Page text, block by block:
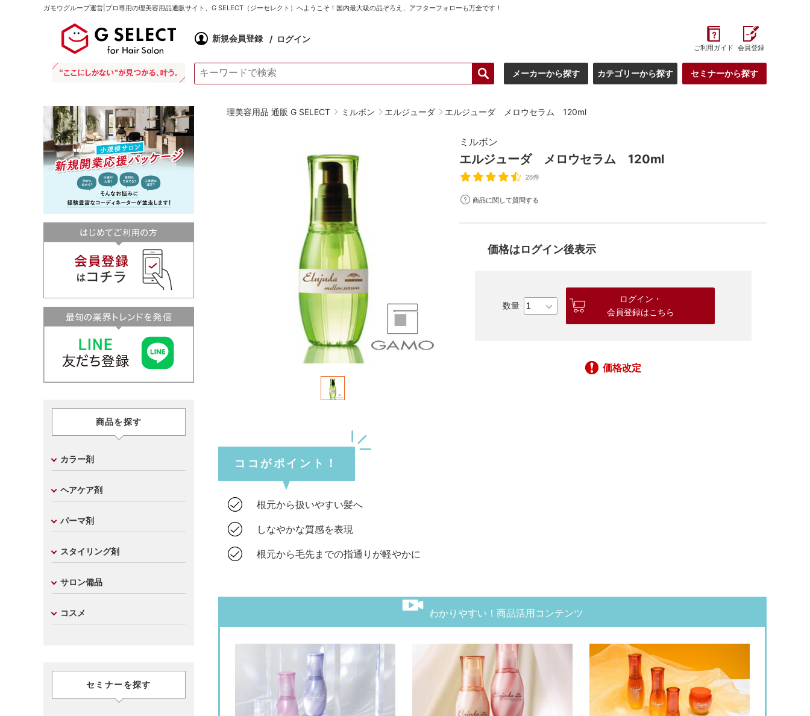
ガモウグループ運営|プロ専用の理美容用品通販サイト、G SELECT（ジーセレクト）へようこそ！国内最大級の品ぞろえ、アフターフォローも万全です！
ご利用ガイド 会員登録
メーカーから探す カテゴリーから探す セミナーから探す
新規会員登録 ログイン
理美容用品 通販 G SELECT ミルボン エルジューダ エルジューダ メロウセラム 120ml
ミルボン
エルジューダ メロウセラム 120ml
28件
商品に関して質問する
価格はログイン後表示
ログイン・
会員登録はこちら
価格改定
ココがポイント！
根元から扱いやすい髪へ
しなやかな質感を表現
根元から毛先までの指通りが軽やかに
わかりやすい！商品活用コンテンツ
商品を探す
カラー剤
ヘアケア剤
パーマ剤
スタイリング剤
サロン備品
コスメ
セミナーを探す